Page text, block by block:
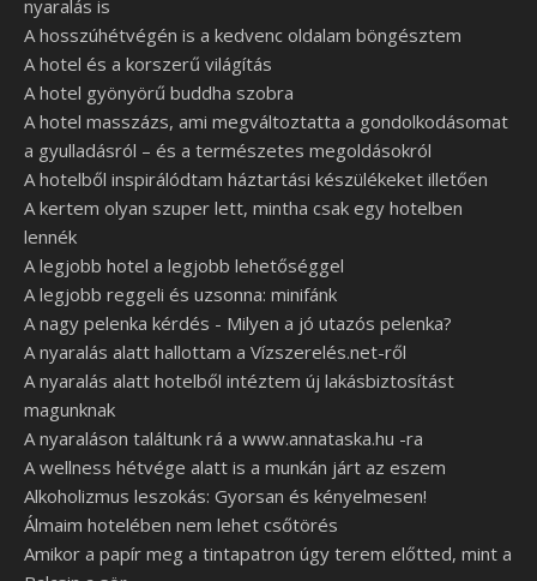
nyaralás is
A hosszúhétvégén is a kedvenc oldalam böngésztem
A hotel és a korszerű világítás
A hotel gyönyörű buddha szobra
A hotel masszázs, ami megváltoztatta a gondolkodásomat
a gyulladásról – és a természetes megoldásokról
A hotelből inspirálódtam háztartási készülékeket illetően
A kertem olyan szuper lett, mintha csak egy hotelben
lennék
A legjobb hotel a legjobb lehetőséggel
A legjobb reggeli és uzsonna: minifánk
A nagy pelenka kérdés - Milyen a jó utazós pelenka?
A nyaralás alatt hallottam a Vízszerelés.net-ről
A nyaralás alatt hotelből intéztem új lakásbiztosítást
magunknak
A nyaraláson találtunk rá a www.annataska.hu -ra
A wellness hétvége alatt is a munkán járt az eszem
Alkoholizmus leszokás: Gyorsan és kényelmesen!
Álmaim hotelében nem lehet csőtörés
Amikor a papír meg a tintapatron úgy terem előtted, mint a